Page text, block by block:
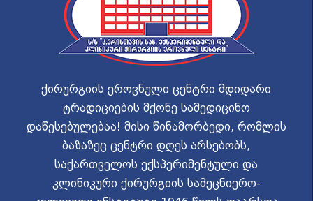
ქირურგიის ეროვნული ცენტრი მდიდარი
ტრადიციების მქონე სამედიცინო
დაწესებულებაა! მისი წინამორბედი, რომლის
ბაზაზეც ცენტრი დღეს არსებობს,
საქართველოს ექსპერიმენტული და
კლინიკური ქირურგიის სამეცნიერო-